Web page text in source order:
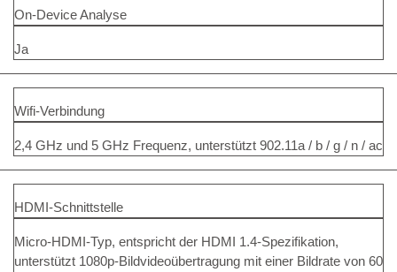
On-Device Analyse
Ja
Wifi-Verbindung
2,4 GHz und 5 GHz Frequenz, unterstützt 902.11a / b / g / n / ac
HDMI-Schnittstelle
Micro-HDMI-Typ, entspricht der HDMI 1.4-Spezifikation,
unterstützt 1080p-Bildvideoübertragung mit einer Bildrate von 60